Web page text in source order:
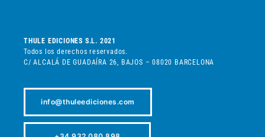
THULE EDICIONES S.L. 2021
Todos los derechos reservados.
C/ ALCALÁ DE GUADAÍRA 26, BAJOS – 08020 BARCELONA
info@thuleediciones.com